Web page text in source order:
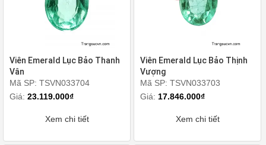
Viên Emerald Lục Bảo Thanh
Vân
Mã SP: TSVN033704
Giá: 23.119.000₫
Xem chi tiết
Viên Emerald Lục Bảo Thịnh
Vượng
Mã SP: TSVN033703
Giá: 17.846.000₫
Xem chi tiết